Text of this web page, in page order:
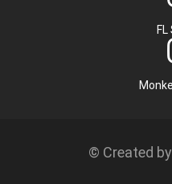
© Created by